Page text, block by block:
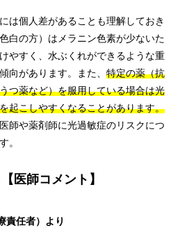
は個人差があることも理解しておき
白の方）はメラニン色素が少ないた
やすく、水ぶくれができるような重
向があります。また、 特定の薬（抗
つ薬など）を服用している場合は光
起こしやすくなることがあります。
師や薬剤師に光過敏症のリスクにつ
。
医師コメント】
責任者）より